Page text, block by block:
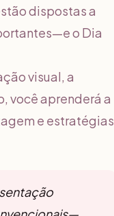
dispostas a
o Dia
visual, a
você aprenderá a
e estratégias